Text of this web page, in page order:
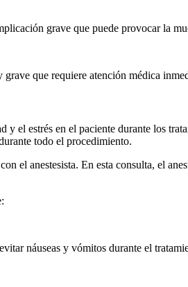
grave que puede provocar la
que requiere atención médica
el estrés en el paciente durante los
todo el procedimiento.
el anestesista. En esta consulta, el
náuseas y vómitos durante el